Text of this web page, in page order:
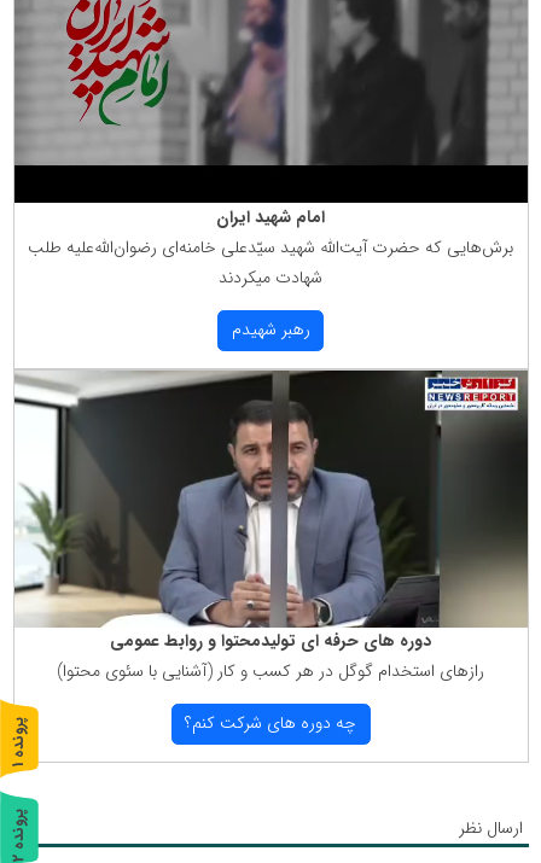
امام شهید ایران
برش‌هایی كه حضرت آیت‌الله شهید سیّدعلی خامنه‌ای رضوان‌الله‌علیه طلب
شهادت میكردند
رهبر شهیدم
دوره های حرفه ای تولیدمحتوا و روابط عمومی
رازهای استخدام گوگل در هر كسب و كار (آشنایی با سئوی محتوا)
چه دوره های شركت كنم؟
ارسال نظر
پ
ر
و
ن
د
ه
1
پ
ر
و
ن
د
ه
2